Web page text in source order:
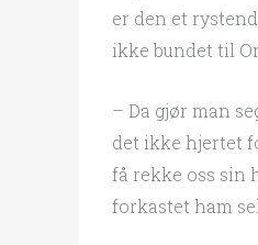
er den et
ikke bundet til
– Da gjør man
det ikke hjertet
få rekke oss sin
forkastet ham